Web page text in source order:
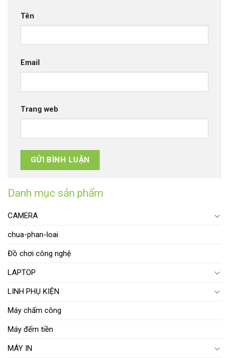
Danh mục sản phẩm
CAMERA
chua-phan-loai
Đồ chơi công nghệ
LAPTOP
LINH PHỤ KIỆN
Máy chấm công
Máy đếm tiền
MÁY IN
Tên
Email
Trang web